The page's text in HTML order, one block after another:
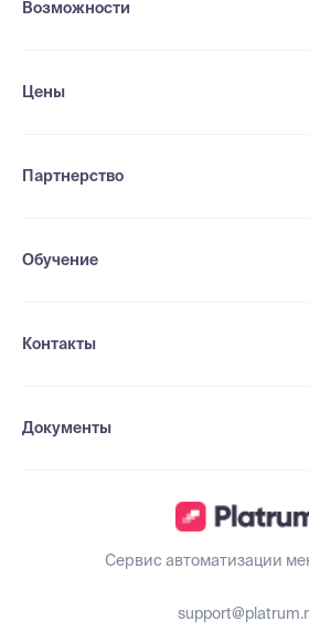
Сервис автоматизации
Возможности
Цены
Партнерство
Обучение
Контакты
Документы